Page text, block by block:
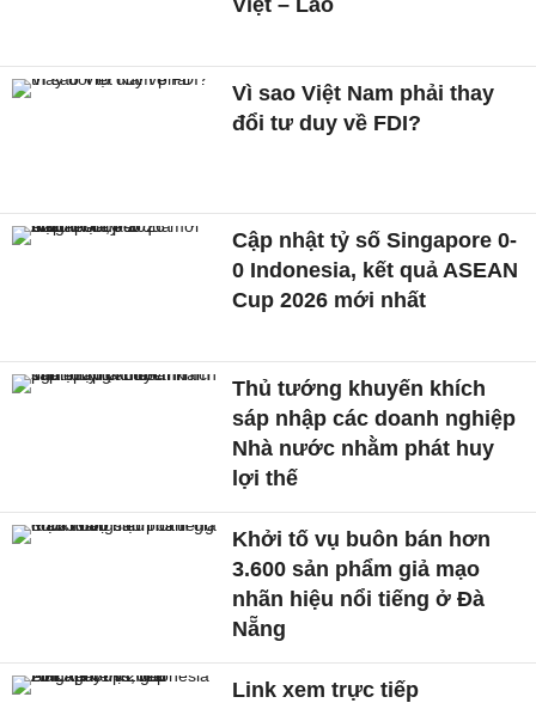
Vì sao Việt Nam phải thay
đổi tư duy về FDI?
Cập nhật tỷ số Singapore 0-
0 Indonesia, kết quả ASEAN
Cup 2026 mới nhất
Thủ tướng khuyến khích
sáp nhập các doanh nghiệp
Nhà nước nhằm phát huy
lợi thế
Khởi tố vụ buôn bán hơn
3.600 sản phẩm giả mạo
nhãn hiệu nổi tiếng ở Đà
Nẵng
Link xem trực tiếp